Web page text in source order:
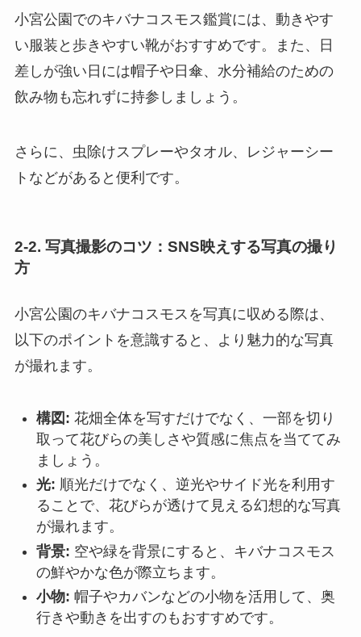
小宮公園でのキバナコスモス鑑賞には、動きやす
い服装と歩きやすい靴がおすすめです。また、日
差しが強い日には帽子や日傘、水分補給のための
飲み物も忘れずに持参しましょう。
さらに、虫除けスプレーやタオル、レジャーシー
トなどがあると便利です。
2-2. 写真撮影のコツ：SNS映えする写真の撮り
方
小宮公園のキバナコスモスを写真に収める際は、
以下のポイントを意識すると、より魅力的な写真
が撮れます。
構図: 花畑全体を写すだけでなく、一部を切り
取って花びらの美しさや質感に焦点を当ててみ
ましょう。
光: 順光だけでなく、逆光やサイド光を利用す
ることで、花びらが透けて見える幻想的な写真
が撮れます。
背景: 空や緑を背景にすると、キバナコスモス
の鮮やかな色が際立ちます。
小物: 帽子やカバンなどの小物を活用して、奥
行きや動きを出すのもおすすめです。